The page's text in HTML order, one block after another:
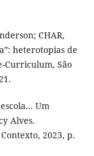
CHAR,
heterotopias de
Curriculum, São
Um
Alves.
2023, p.